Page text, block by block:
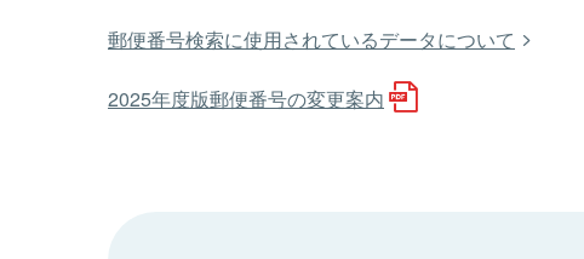
郵便番号検索に使用されているデータについて
2025年度版郵便番号の変更案内